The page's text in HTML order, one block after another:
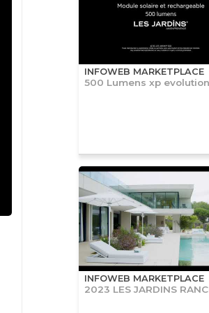
INFOWEB MARKETPLACE
500 Lumens xp evolution
INFOWEB MARKETPLACE
2023 LES JARDINS